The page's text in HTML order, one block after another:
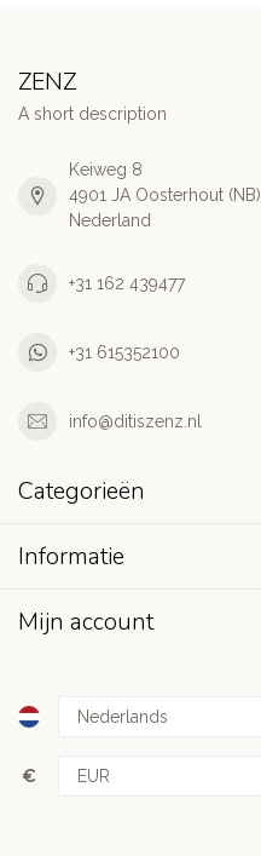
ZENZ
A short description
Keiweg 8
4901 JA Oosterhout (NB)
Nederland
+31 162 439477
+31 615352100
info@ditiszenz.nl
Categorieën
Informatie
Mijn account
€